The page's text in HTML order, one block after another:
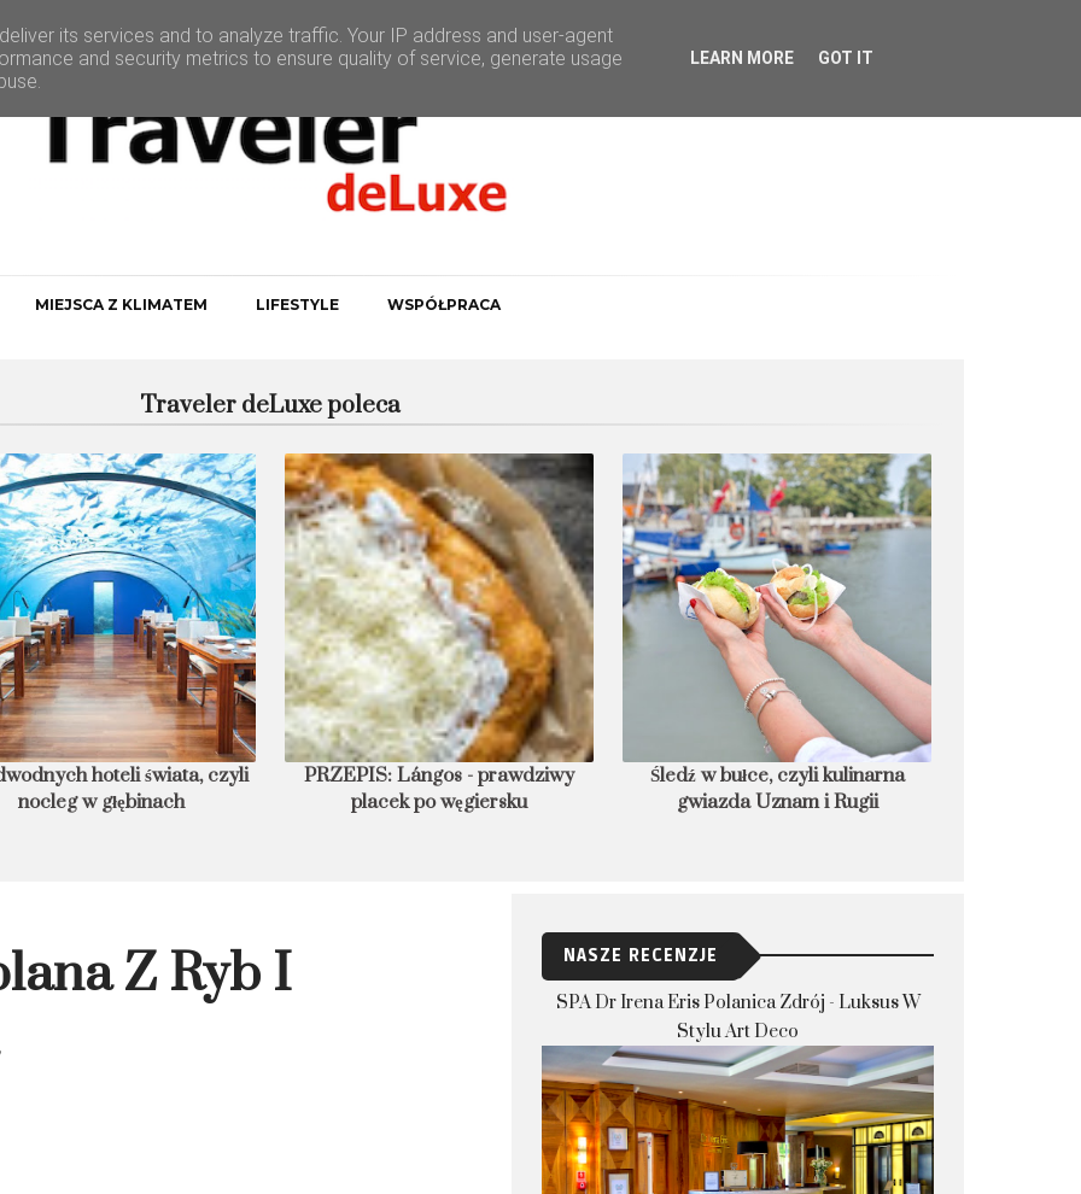
MIEJSCA Z KLIMATEM LIFESTYLE WSPÓŁPRACA
Traveler deLuxe poleca
hoteli świata, czyli
nocleg w głębinach
PRZEPIS: Lángos - prawdziwy
placek po węgiersku
Śledź w bułce, czyli kulinarna
gwiazda Uznam i Rugii
Z Ryb I
NASZE RECENZJE
SPA Dr Irena Eris Polanica Zdrój - Luksus W
Stylu Art Deco
its services and to analyze traffic. Your IP address and user-agent
and security metrics to ensure quality of service, generate usage
LEARN MORE GOT IT